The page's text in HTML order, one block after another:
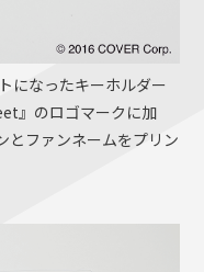
になったキーホルダー
』のロゴマークに加
とファンネームをプリン